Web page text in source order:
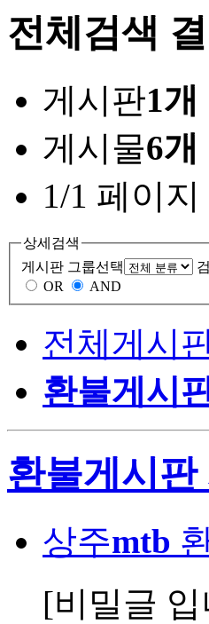
전체검색
게시판1개
게시물6개
1/1 페이
상세검색
게시판 그룹선택
OR
AND
전체게시
환불게시
환불게시
상주mtb
[비밀글